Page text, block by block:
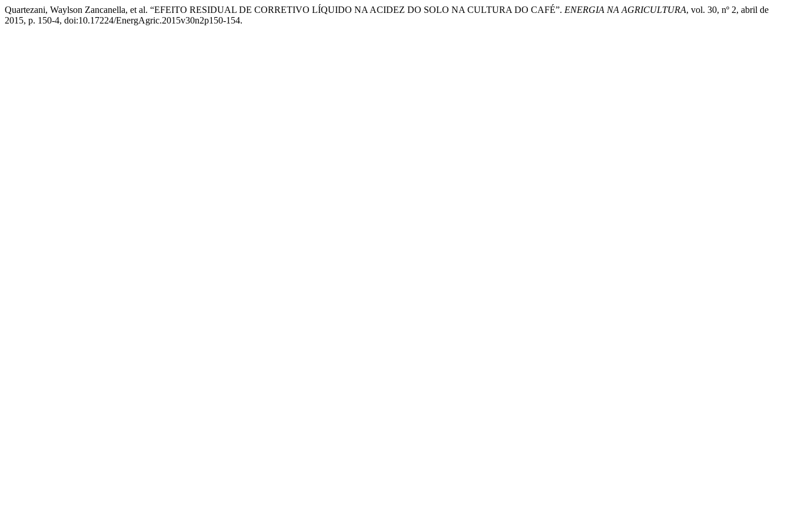
Quartezani, Waylson Zancanella, et al. “EFEITO RESIDUAL DE CORRETIVO LÍQUIDO NA ACIDEZ DO SOLO NA CULTURA DO CAFÉ”. ENERGIA NA AGRICULTURA, vol. 30, nº 2, abril de
2015, p. 150-4, doi:10.17224/EnergAgric.2015v30n2p150-154.